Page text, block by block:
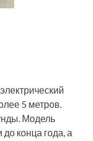
5 метров.
Модель
конца года, а